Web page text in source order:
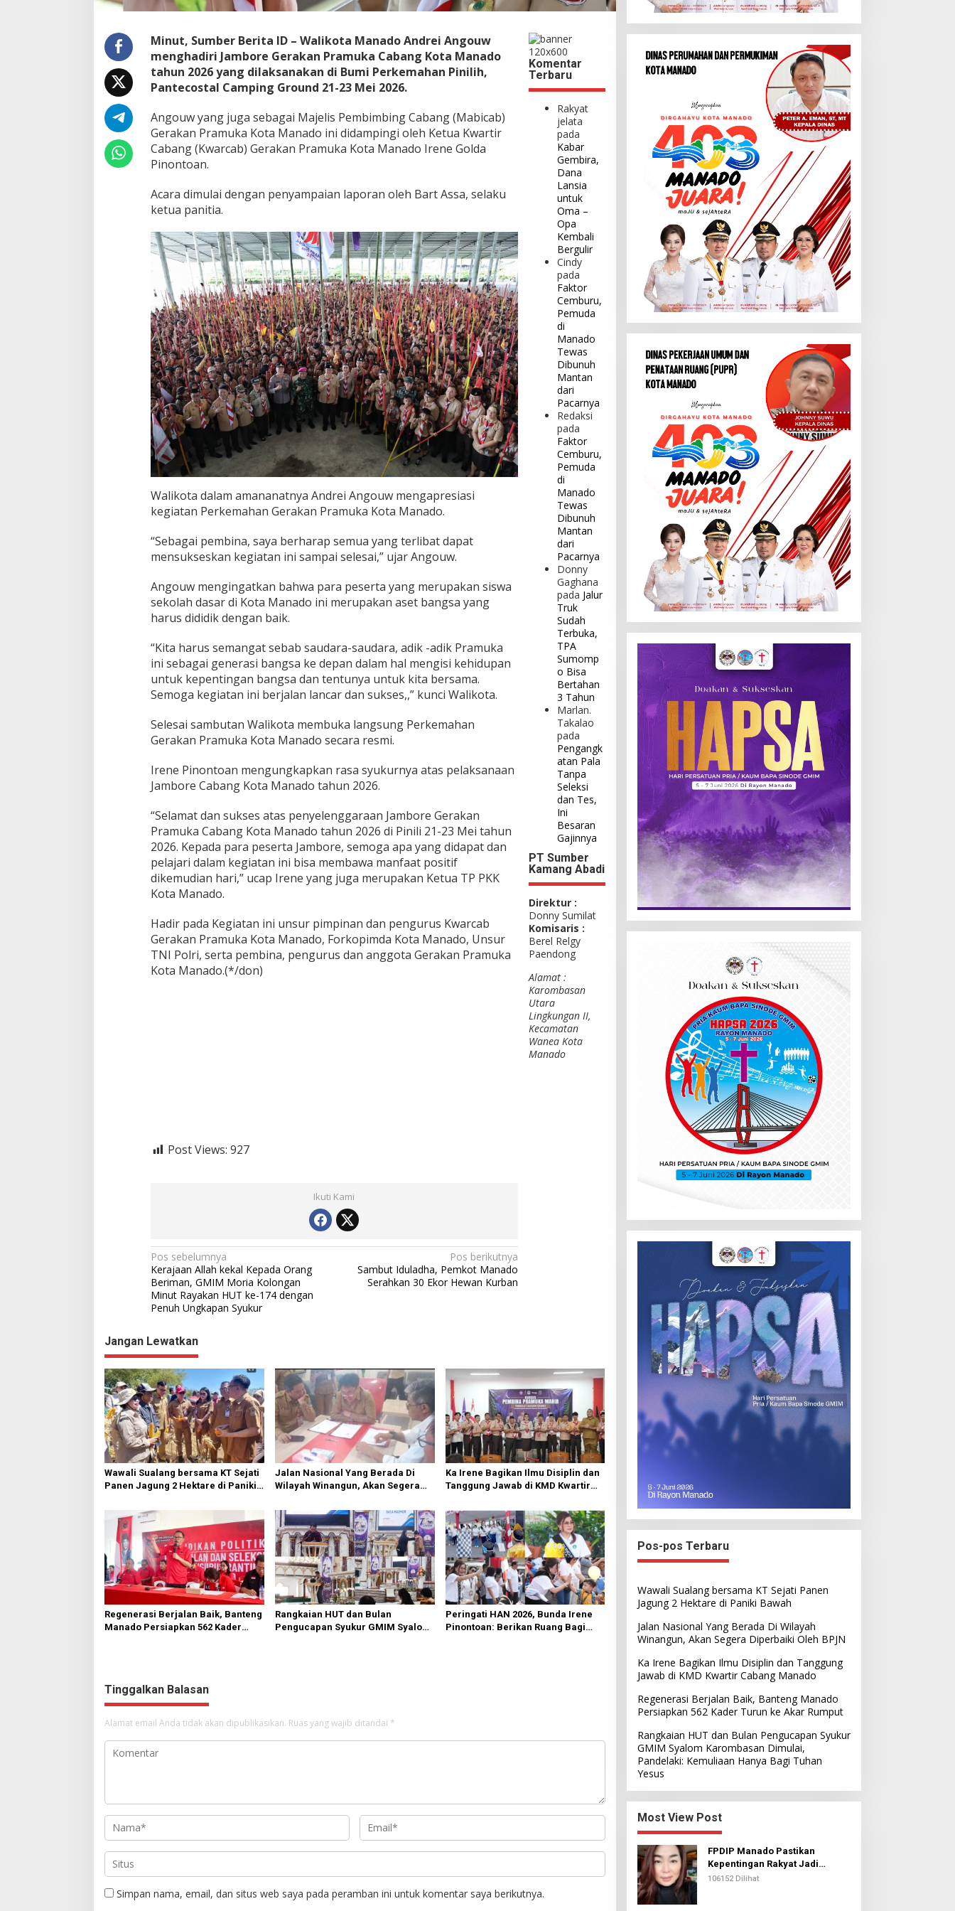
b
r
e
G
e
r
k
a
n
P
r
m
u
k
K
o
t
a
M
a
n
a
d
o
Minut, Sumber Berita ID – Walikota Manado Andrei Angouw
menghadiri Jambore Gerakan Pramuka Cabang Kota Manado
tahun 2026 yang dilaksanakan di Bumi Perkemahan Pinilih,
Pantecostal Camping Ground 21-23 Mei 2026.
Angouw yang juga sebagai Majelis Pembimbing Cabang (Mabicab)
Gerakan Pramuka Kota Manado ini didampingi oleh Ketua Kwartir
Cabang (Kwarcab) Gerakan Pramuka Kota Manado Irene Golda
Pinontoan.
Acara dimulai dengan penyampaian laporan oleh Bart Assa, selaku
ketua panitia.
Walikota dalam amananatnya Andrei Angouw mengapresiasi
kegiatan Perkemahan Gerakan Pramuka Kota Manado.
“Sebagai pembina, saya berharap semua yang terlibat dapat
mensukseskan kegiatan ini sampai selesai,” ujar Angouw.
Angouw mengingatkan bahwa para peserta yang merupakan siswa
sekolah dasar di Kota Manado ini merupakan aset bangsa yang
harus dididik dengan baik.
“Kita harus semangat sebab saudara-saudara, adik -adik Pramuka
ini sebagai generasi bangsa ke depan dalam hal mengisi kehidupan
untuk kepentingan bangsa dan tentunya untuk kita bersama.
Semoga kegiatan ini berjalan lancar dan sukses,,” kunci Walikota.
Selesai sambutan Walikota membuka langsung Perkemahan
Gerakan Pramuka Kota Manado secara resmi.
Irene Pinontoan mengungkapkan rasa syukurnya atas pelaksanaan
Jambore Cabang Kota Manado tahun 2026.
“Selamat dan sukses atas penyelenggaraan Jambore Gerakan
Pramuka Cabang Kota Manado tahun 2026 di Pinili 21-23 Mei tahun
2026. Kepada para peserta Jambore, semoga apa yang didapat dan
pelajari dalam kegiatan ini bisa membawa manfaat positif
dikemudian hari,” ucap Irene yang juga merupakan Ketua TP PKK
Kota Manado.
Hadir pada Kegiatan ini unsur pimpinan dan pengurus Kwarcab
Gerakan Pramuka Kota Manado, Forkopimda Kota Manado, Unsur
TNI Polri, serta pembina, pengurus dan anggota Gerakan Pramuka
Kota Manado.(*/don)
Post Views: 927
Ikuti Kami
N
a
v
g
a
s
i
p
o
s
Pos sebelumnya
Kerajaan Allah kekal Kepada Orang
Beriman, GMIM Moria Kolongan
Minut Rayakan HUT ke-174 dengan
Penuh Ungkapan Syukur
Pos berikutnya
Sambut Iduladha, Pemkot Manado
Serahkan 30 Ekor Hewan Kurban
Komentar
Terbaru
Rakyat
jelata
pada
Kabar
Gembira,
Dana
Lansia
untuk
Oma –
Opa
Kembali
Bergulir
Cindy
pada
Faktor
Cemburu,
Pemuda
di
Manado
Tewas
Dibunuh
Mantan
dari
Pacarnya
Redaksi
pada
Faktor
Cemburu,
Pemuda
di
Manado
Tewas
Dibunuh
Mantan
dari
Pacarnya
Donny
Gaghana
pada Jalur
Truk
Sudah
Terbuka,
TPA
Sumomp
o Bisa
Bertahan
3 Tahun
Marlan.
Takalao
pada
Pengangk
atan Pala
Tanpa
Seleksi
dan Tes,
Ini
Besaran
Gajinnya
PT Sumber
Kamang Abadi
Direktur :
Donny Sumilat
Komisaris :
Berel Relgy
Paendong
Alamat :
Karombasan
Utara
Lingkungan II,
Kecamatan
Wanea Kota
Manado
Jangan Lewatkan
Wawali Sualang bersama KT Sejati
Panen Jagung 2 Hektare di Paniki
Jalan Nasional Yang Berada Di
Wilayah Winangun, Akan Segera
Ka Irene Bagikan Ilmu Disiplin dan
Tanggung Jawab di KMD Kwartir
Regenerasi Berjalan Baik, Banteng
Manado Persiapkan 562 Kader
Rangkaian HUT dan Bulan
Pengucapan Syukur GMIM Syalom
Peringati HAN 2026, Bunda Irene
Pinontoan: Berikan Ruang Bagi
Tinggalkan Balasan
Alamat email Anda tidak akan dipublikasikan. Ruas yang wajib ditandai *
Simpan nama, email, dan situs web saya pada peramban ini untuk komentar saya berikutnya.
Pos-pos Terbaru
Wawali Sualang bersama KT Sejati Panen
Jagung 2 Hektare di Paniki Bawah
Jalan Nasional Yang Berada Di Wilayah
Winangun, Akan Segera Diperbaiki Oleh BPJN
Ka Irene Bagikan Ilmu Disiplin dan Tanggung
Jawab di KMD Kwartir Cabang Manado
Regenerasi Berjalan Baik, Banteng Manado
Persiapkan 562 Kader Turun ke Akar Rumput
Rangkaian HUT dan Bulan Pengucapan Syukur
GMIM Syalom Karombasan Dimulai,
Pandelaki: Kemuliaan Hanya Bagi Tuhan
Yesus
Most View Post
FPDIP Manado Pastikan
Kepentingan Rakyat Jadi
Prioritas Dalam Perjuangan
106152 Dilihat